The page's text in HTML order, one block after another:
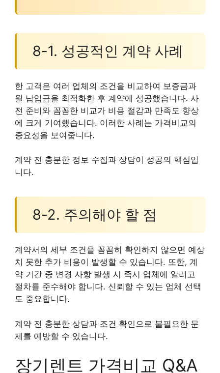
8-1. 성공적인 계약 사례
한 고객은 여러 업체의 조건을 비교하여 보증금과
월 납입금을 최적화한 후 계약에 성공했습니다. 사
전 준비와 꼼꼼한 비교가 비용 절감과 만족도 향상
에 크게 기여했습니다. 이러한 사례는 가격비교의
중요성을 보여줍니다.
계약 전 충분한 정보 수집과 상담이 성공의 핵심입
니다.
8-2. 주의해야 할 점
계약서의 세부 조건을 꼼꼼히 확인하지 않으면 예상
치 못한 추가 비용이 발생할 수 있습니다. 또한, 계
약 기간 중 변경 사항 발생 시 즉시 업체에 알리고
절차를 준수해야 합니다. 신뢰할 수 있는 업체 선택
도 중요합니다.
계약 전 충분한 상담과 조건 확인으로 불필요한 문
제를 예방할 수 있습니다.
장기렌트 가격비교 Q&A